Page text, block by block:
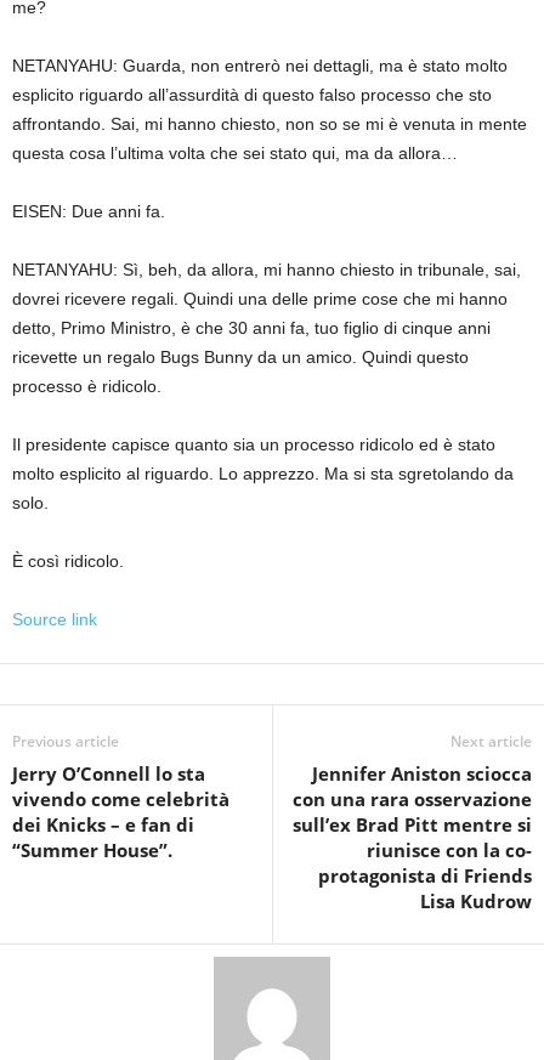
me?
NETANYAHU: Guarda, non entrerò nei dettagli, ma è stato molto
esplicito riguardo all’assurdità di questo falso processo che sto
affrontando. Sai, mi hanno chiesto, non so se mi è venuta in mente
questa cosa l’ultima volta che sei stato qui, ma da allora…
EISEN: Due anni fa.
NETANYAHU: Sì, beh, da allora, mi hanno chiesto in tribunale, sai,
dovrei ricevere regali. Quindi una delle prime cose che mi hanno
detto, Primo Ministro, è che 30 anni fa, tuo figlio di cinque anni
ricevette un regalo Bugs Bunny da un amico. Quindi questo
processo è ridicolo.
Il presidente capisce quanto sia un processo ridicolo ed è stato
molto esplicito al riguardo. Lo apprezzo. Ma si sta sgretolando da
solo.
È così ridicolo.
Source link
Previous article
Jerry O’Connell lo sta
vivendo come celebrità
dei Knicks – e fan di
“Summer House”.
Next article
Jennifer Aniston sciocca
con una rara osservazione
sull’ex Brad Pitt mentre si
riunisce con la co-
protagonista di Friends
Lisa Kudrow